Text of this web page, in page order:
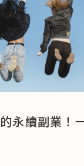
永續副業！